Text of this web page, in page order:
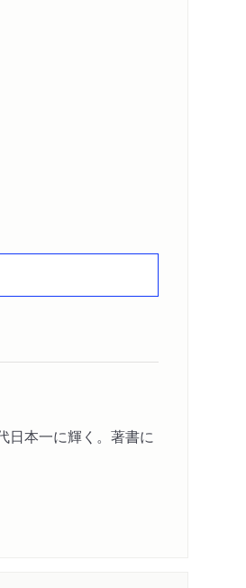
日本一に輝く。著書に